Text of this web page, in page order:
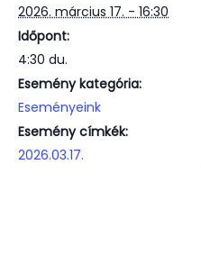
2026. március 17. - 16:30
Időpont:
4:30 du.
Esemény kategória:
Eseményeink
Esemény címkék:
2026.03.17.